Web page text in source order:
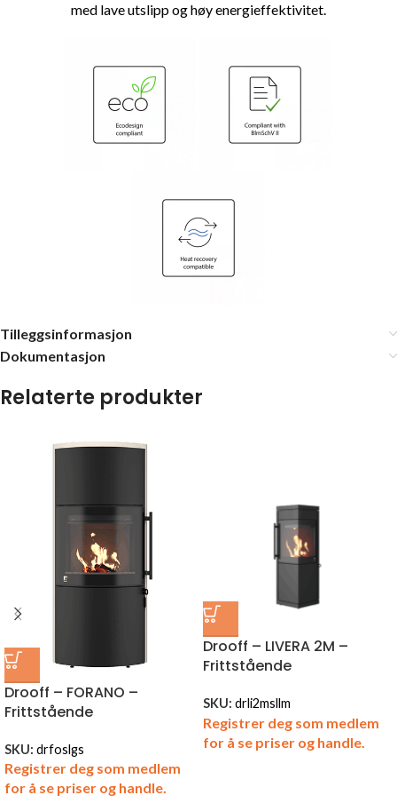
med lave utslipp og høy energieffektivitet.
Tilleggsinformasjon
Dokumentasjon
Relaterte produkter
Drooff – FORANO –
Frittstående
SKU: drfoslgs
Registrer deg som medlem
for å se priser og handle.
Drooff – LIVERA 2M –
Frittstående
SKU: drli2msllm
Registrer deg som medlem
for å se priser og handle.